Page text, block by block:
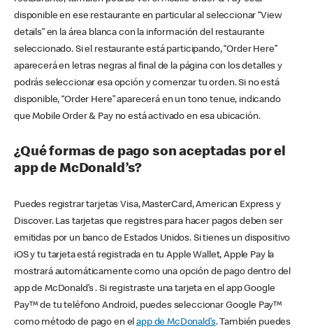
disponible en ese restaurante en particular al seleccionar “View
details” en la área blanca con la información del restaurante
seleccionado. Si el restaurante está participando, “Order Here”
aparecerá en letras negras al final de la página con los detalles y
podrás seleccionar esa opción y comenzar tu orden. Si no está
disponible, “Order Here” aparecerá en un tono tenue, indicando
que Mobile Order & Pay no está activado en esa ubicación.
¿Qué formas de pago son aceptadas por el
app de McDonald’s?
Puedes registrar tarjetas Visa, MasterCard, American Express y
Discover. Las tarjetas que registres para hacer pagos deben ser
emitidas por un banco de Estados Unidos. Si tienes un dispositivo
iOS y tu tarjeta está registrada en tu Apple Wallet, Apple Pay la
mostrará automáticamente como una opción de pago dentro del
app de McDonald’s . Si registraste una tarjeta en el app Google
Pay™ de tu teléfono Android, puedes seleccionar Google Pay™
como método de pago en elapp de McDonald’s. También puedes